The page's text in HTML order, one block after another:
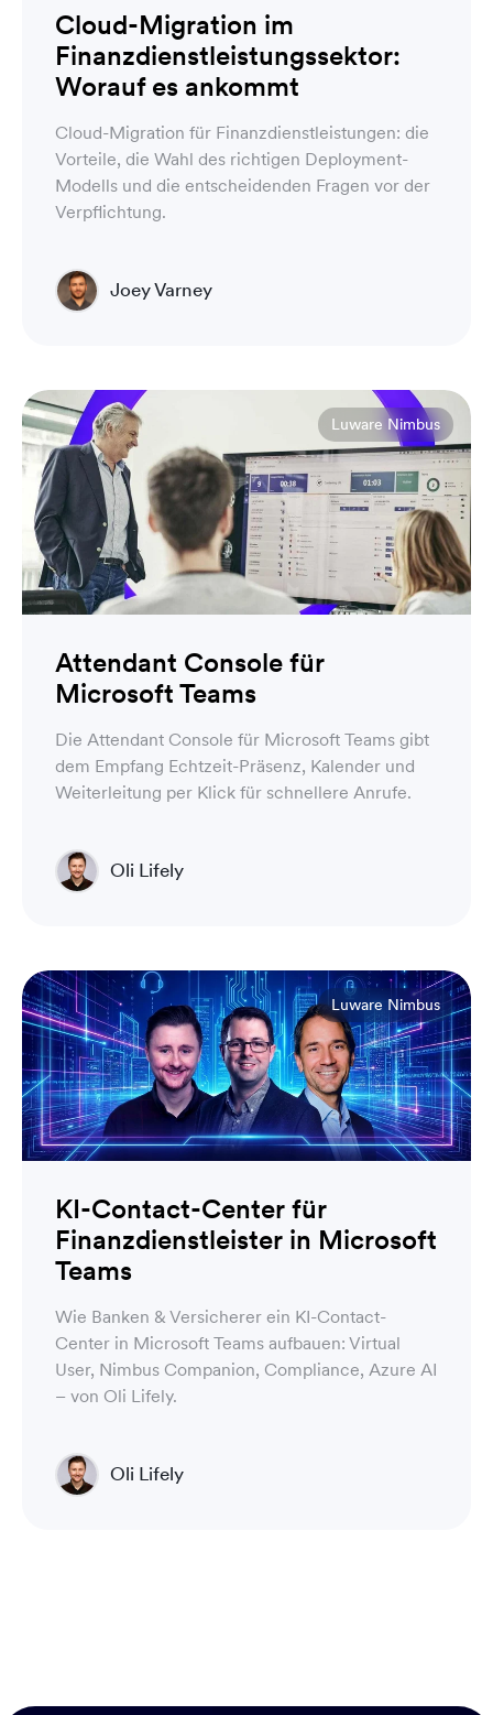
Cloud-Migration im
Finanzdienstleistungssektor:
Worauf es ankommt
Cloud-Migration für Finanzdienstleistungen: die
Vorteile, die Wahl des richtigen Deployment-
Modells und die entscheidenden Fragen vor der
Verpflichtung.
Joey Varney
Luware Nimbus
Attendant Console für
Microsoft Teams
Die Attendant Console für Microsoft Teams gibt
dem Empfang Echtzeit-Präsenz, Kalender und
Weiterleitung per Klick für schnellere Anrufe.
Oli Lifely
Luware Nimbus
KI-Contact-Center für
Finanzdienstleister in Microsoft
Teams
Wie Banken & Versicherer ein KI-Contact-
Center in Microsoft Teams aufbauen: Virtual
User, Nimbus Companion, Compliance, Azure AI
– von Oli Lifely.
Oli Lifely